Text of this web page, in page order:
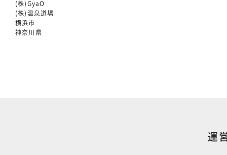
(株)GyaO
(株)温泉道場
横浜市
神奈川県
運